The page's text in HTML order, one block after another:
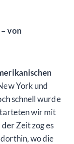
von
York und
schnell wurde
wir mit
Zeit zog es
dorthin, wo die